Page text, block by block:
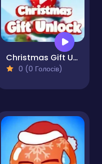
Christmas Gift Unlock
0 (0 Голосів)